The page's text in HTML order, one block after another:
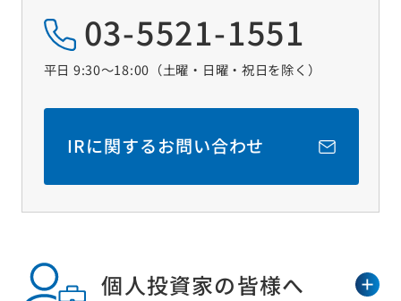
03-5521-1551
平日 9:30～18:00（土曜‧日曜‧祝日を除く）
IRに関するお問い合わせ
個人投資家の皆様へ